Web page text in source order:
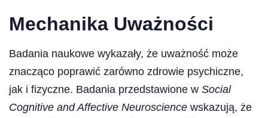
Mechanika Uważności
Badania naukowe wykazały, że uważność może
znacząco poprawić zarówno zdrowie psychiczne,
jak i fizyczne. Badania przedstawione w Social
Cognitive and Affective Neuroscience wskazują, że